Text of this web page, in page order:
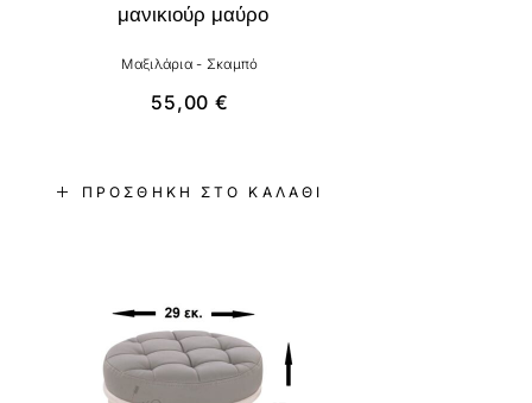
ΠΡΟΣΘΉΚΗ ΣΤΟ ΚΑΛΆΘΙ
μανικιούρ μαύρο
Μαξιλάρια - Σκαμπό
55,00 €